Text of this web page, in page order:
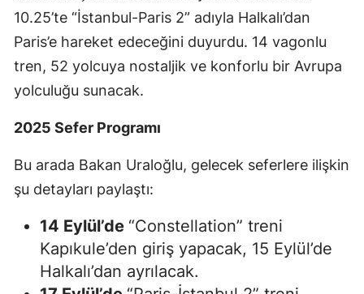
10.25’te “İstanbul-Paris 2” adıyla Halkalı’dan
Paris’e hareket edeceğini duyurdu. 14 vagonlu
tren, 52 yolcuya nostaljik ve konforlu bir Avrupa
yolculuğu sunacak.
2025 Sefer Programı
Bu arada Bakan Uraloğlu, gelecek seferlere ilişkin
şu detayları paylaştı:
14 Eylül’de “Constellation” treni
Kapıkule’den giriş yapacak, 15 Eylül’de
Halkalı’dan ayrılacak.